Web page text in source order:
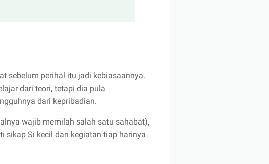
sebelum perihal itu jadi kebiasaannya.
dari teori, tetapi dia pula
dari kepribadian.
wajib memilah salah satu sahabat),
sikap Si kecil dari kegiatan tiap harinya